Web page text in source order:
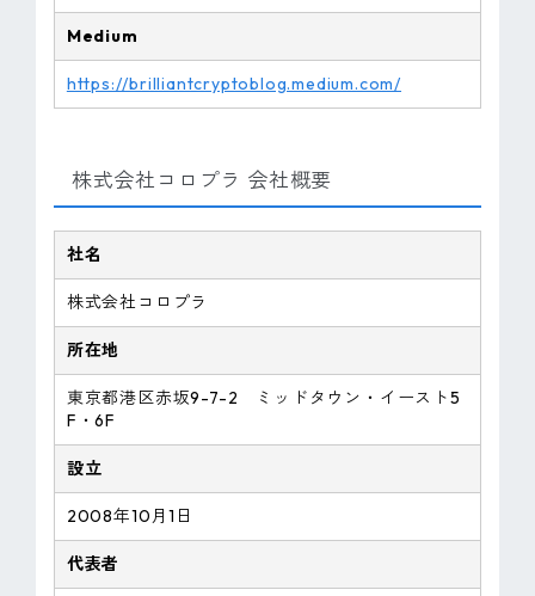
Medium
https://brilliantcryptoblog.medium.com/
株式会社コロプラ 会社概要
社名
株式会社コロプラ
所在地
東京都港区赤坂9-7-2 ミッドタウン・イースト5
F・6F
設立
2008年10月1日
代表者